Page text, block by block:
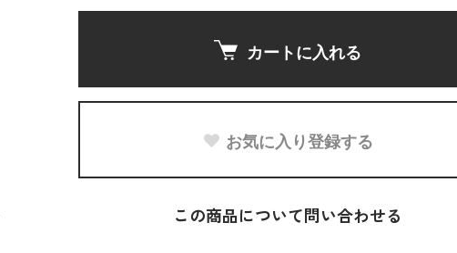
カートに入れる
お気に入り登録する
この商品について問い合わせる